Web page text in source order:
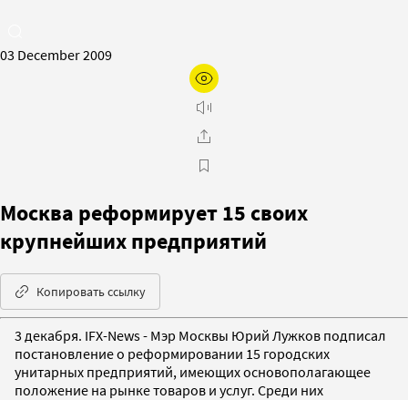
03 December 2009
Москва реформирует 15 своих
крупнейших предприятий
Копировать ссылку
3 декабря. IFX-News - Мэр Москвы Юрий Лужков подписал
постановление о реформировании 15 городских
унитарных предприятий, имеющих основополагающее
положение на рынке товаров и услуг. Среди них